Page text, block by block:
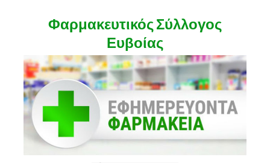
Φαρμακευτικός Σύλλογος
Ευβοίας